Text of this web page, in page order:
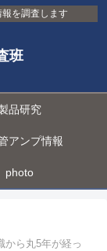
を調査します
班
品研究
アンプ情報
photo
から丸5年が経っ